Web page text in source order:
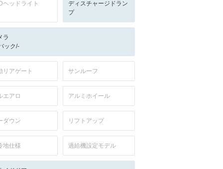
ヘッドライト
ディスチャージドラン
プ
ラ
ック/-
リアゲート サンルーフ
エアロ アルミホイール
ダウン リフトアップ
地仕様 過給機設定モデル